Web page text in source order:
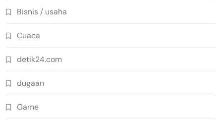
Bisnis / usaha
Cuaca
detik24.com
dugaan
Game